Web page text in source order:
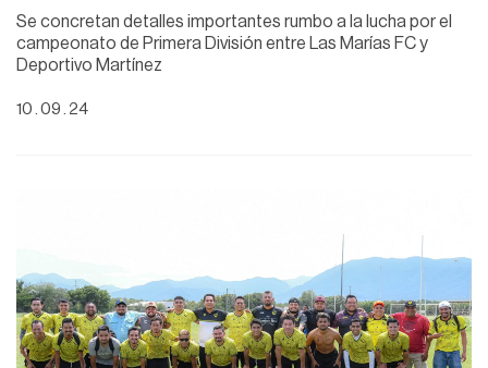
Se concretan detalles importantes rumbo a la lucha por el
campeonato de Primera División entre Las Marías FC y
Deportivo Martínez
10 . 09 . 24